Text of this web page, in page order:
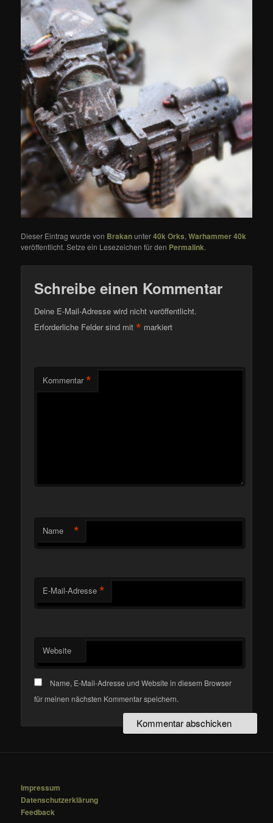
Dieser Eintrag wurde von Brakanunter40k Orks,Warhammer 40k
veröffentlicht. Setze ein Lesezeichen für den Permalink.
Schreibe einen Kommentar
Deine E-Mail-Adresse wird nicht veröffentlicht.
Erforderliche Felder sind mit* markiert
Kommentar *
Name *
E-Mail-Adresse *
Website
Name, E-Mail-Adresse und Website in diesem Browser
für meinen nächsten Kommentar speichern.
Impressum
Datenschutzerklärung
Feedback